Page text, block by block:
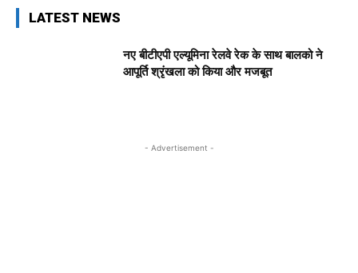
LATEST NEWS
नए बीटीएपी एल्यूमिना रेलवे रेक के साथ बालको ने
आपूर्ति श्रृंखला को किया और मजबूत
- Advertisement -